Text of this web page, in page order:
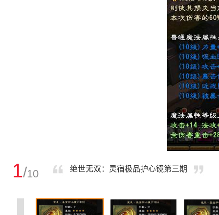
1/10 绝世无双：灵宿极品护心镜第三期